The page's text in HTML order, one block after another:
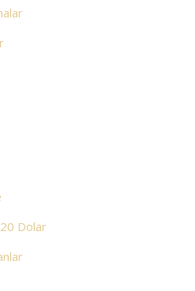
Dolar